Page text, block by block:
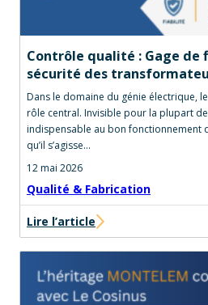
Contrôle qualité : Gage
sécurité des
Dans le domaine du génie électrique,
rôle central. Invisible pour la plupart
indispensable au bon fonctionnement
qu’il s’agisse…
12 mai 2026
Qualité & Fabrication
Lire l’article